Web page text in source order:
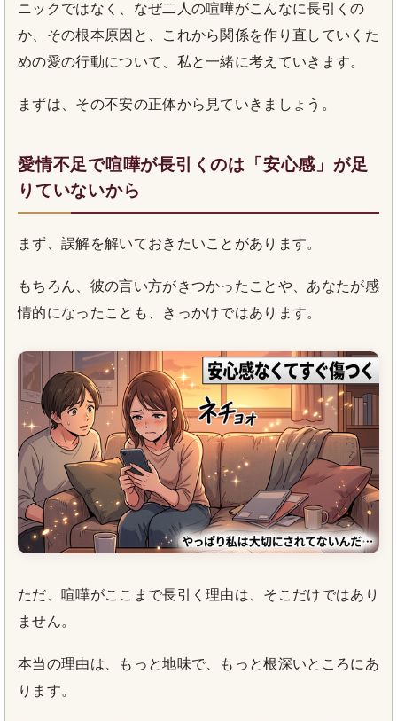
ニックではなく、なぜ二人の喧嘩がこんなに長引くの
か、その根本原因と、これから関係を作り直していくた
めの愛の行動について、私と一緒に考えていきます。
まずは、その不安の正体から見ていきましょう。
愛情不足で喧嘩が長引くのは「安心感」が足
りていないから
まず、誤解を解いておきたいことがあります。
もちろん、彼の言い方がきつかったことや、あなたが感
情的になったことも、きっかけではあります。
ただ、喧嘩がここまで長引く理由は、そこだけではあり
ません。
本当の理由は、もっと地味で、もっと根深いところにあ
ります。